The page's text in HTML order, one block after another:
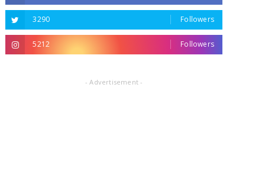
3290 Followers
5212 Followers
- Advertisement -